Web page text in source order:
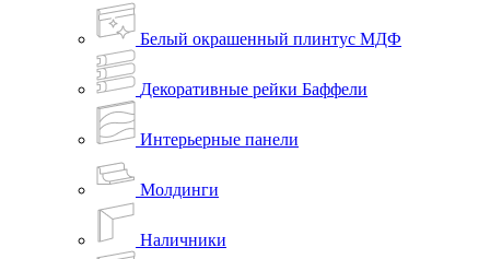
Белый окрашенный плинтус МДФ
Декоративные рейки Баффели
Интерьерные панели
Молдинги
Наличники